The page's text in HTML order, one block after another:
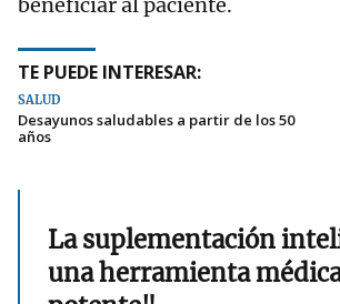
TE PUEDE INTERESAR:
SALUD
Desayunos saludables a partir de los 50
años
La suplementación
una herramienta